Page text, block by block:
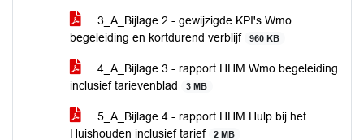
3_A_Bijlage 2 - gewijzigde KPI's Wmo
begeleiding en kortdurend verblijf
960 KB
4_A_Bijlage 3 - rapport HHM Wmo begeleiding
inclusief tarievenblad
3 MB
5_A_Bijlage 4 - rapport HHM Hulp bij het
Huishouden inclusief tarief
2 MB